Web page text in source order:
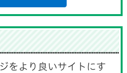
をより良いサイトにす